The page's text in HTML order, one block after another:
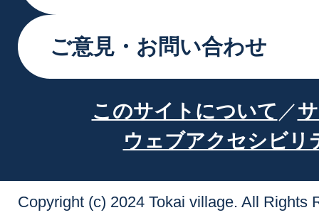
ご意見・お問い合わせ
このサイトについて
ウェブアクセシビリ
Copyright (c) 2024 Tokai village. All Rights